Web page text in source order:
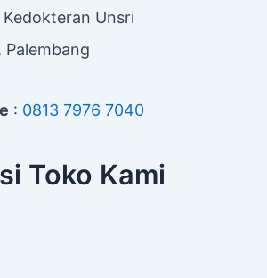
Unsri
Palembang
: 0813 7976 7040
Toko Kami